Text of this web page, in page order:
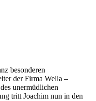
besonderen
der Firma Wella –
unermüdlichen
tritt Joachim nun in den